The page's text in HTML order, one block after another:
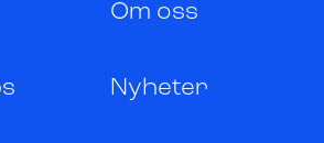
Om oss
Nyheter